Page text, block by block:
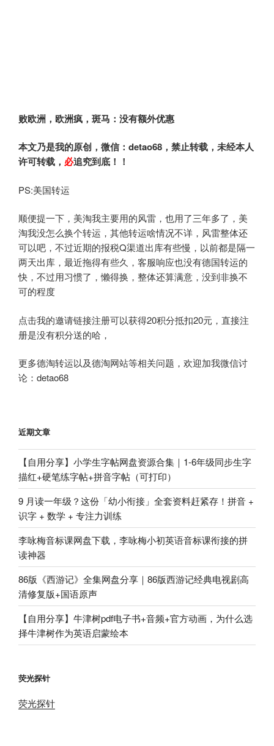
败欧洲，欧洲疯，斑马：没有额外优惠
本文乃是我的原创，微信：detao68 ，禁止转载，未经本人
许可转载， 必追究到底！！
PS:美国转运
顺便提一下，美淘我主要用的风雷，也用了三年多了，美
淘我没怎么换个转运，其他转运啥情况不详，风雷整体还
可以吧，不过近期的报税Q渠道出库有些慢，以前都是隔一
两天出库，最近拖得有些久，客服响应也没有德国转运的
快，不过用习惯了，懒得换，整体还算满意，没到非换不
可的程度
点击我的邀请链接注册可以获得20积分抵扣20元，直接注
册是没有积分送的哈，
更多德淘转运以及德淘网站等相关问题，欢迎加我微信讨
论：detao68
近期文章
【自用分享】小学生字帖网盘资源合集｜1-6年级同步生字
描红+硬笔练字帖+拼音字帖（可打印）
9 月读一年级？这份「幼小衔接」全套资料赶紧存！拼音 +
识字 + 数学 + 专注力训练
李咏梅音标课网盘下载，李咏梅小初英语音标课衔接的拼
读神器
86版《西游记》全集网盘分享｜86版西游记经典电视剧高
清修复版+国语原声
【自用分享】牛津树pdf电子书+音频+官方动画，为什么选
择牛津树作为英语启蒙绘本
荧光探针
荧光探针